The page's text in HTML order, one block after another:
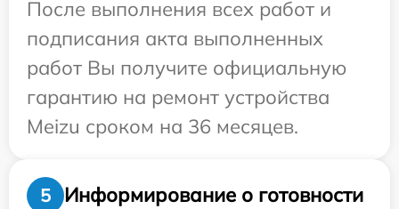
После выполнения всех работ и
подписания акта выполненных
работ Вы получите официальную
гарантию на ремонт устройства
Meizu сроком на 36 месяцев.
5
Информирование о готовности